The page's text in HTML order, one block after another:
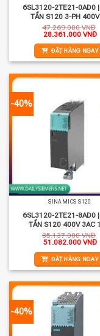
6SL3120-2TE21-0AD0
TẦN S120 3-PH
47.269.000VNĐ
Giá
là:
47.269.000 VNĐ.
28.361.000 VNĐ
tại
là:
ĐẶT HÀNG NGAY
-40%
SINAMICS S120
6SL3120-2TE21-8AD0
TẦN S120 400V 3AC
85.137.000VNĐ
Giá
là:
85.137.000 VNĐ.
51.082.000 VNĐ
là:
ĐẶT HÀNG NGAY
-40%